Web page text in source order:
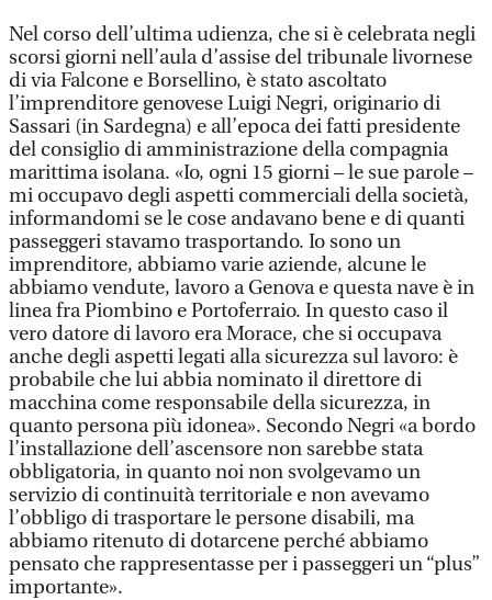
Nel corso dell’ultima udienza, che si è celebrata negli
scorsi giorni nell’aula d’assise del tribunale livornese
di via Falcone e Borsellino, è stato ascoltato
l’imprenditore genovese Luigi Negri, originario di
Sassari (in Sardegna) e all’epoca dei fatti presidente
del consiglio di amministrazione della compagnia
marittima isolana. «Io, ogni 15 giorni – le sue parole –
mi occupavo degli aspetti commerciali della società,
informandomi se le cose andavano bene e di quanti
passeggeri stavamo trasportando. Io sono un
imprenditore, abbiamo varie aziende, alcune le
abbiamo vendute, lavoro a Genova e questa nave è in
linea fra Piombino e Portoferraio. In questo caso il
vero datore di lavoro era Morace, che si occupava
anche degli aspetti legati alla sicurezza sul lavoro: è
probabile che lui abbia nominato il direttore di
macchina come responsabile della sicurezza, in
quanto persona più idonea». Secondo Negri «a bordo
l’installazione dell’ascensore non sarebbe stata
obbligatoria, in quanto noi non svolgevamo un
servizio di continuità territoriale e non avevamo
l’obbligo di trasportare le persone disabili, ma
abbiamo ritenuto di dotarcene perché abbiamo
pensato che rappresentasse per i passeggeri un “plus”
importante».